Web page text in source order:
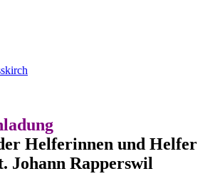
Helferinnen und Helfer
Johann Rapperswil